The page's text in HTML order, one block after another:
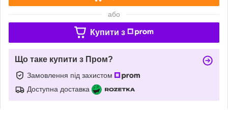
або
Купити з
Що таке купити з Пром?
Замовлення під захистом
Доступна доставка